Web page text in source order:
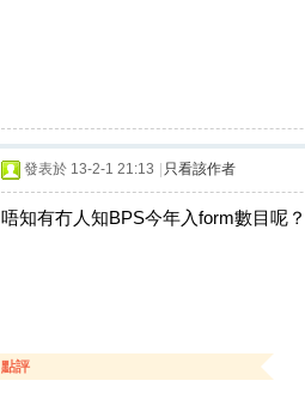
發表於 13-2-1 21:13 只看該作者
唔知有冇人知BPS今年入form數目呢？
點評